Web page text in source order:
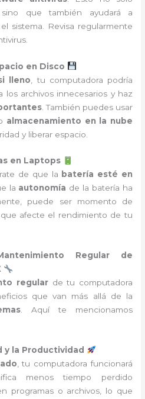
que también ayudará a
sistema. Revisa regularmente
en Disco
lleno , tu computadora podría
los archivos innecesarios y haz
. También puedes usar
almacenamiento en la nube
y liberar espacio.
en Laptops
de que la batería esté en
la autonomía de la batería ha
puede ser momento de
que afecte el rendimiento de tu
Regular de
regular de tu computadora
que van más allá de la
. Aquí te mencionamos
y la Productividad
, tu computadora funcionará
menos tiempo perdido
programas o archivos, lo que